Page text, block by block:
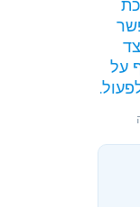
על